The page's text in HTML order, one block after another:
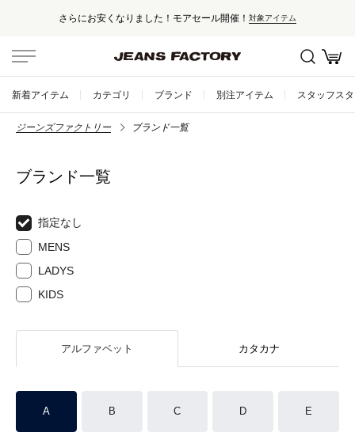
お安くなりました！モアセール開催！ 対象アイテム
新着アイテム カテゴリ ブランド 別注アイテム スタッフス
ジーンズファクトリー ブランド一覧
ブランド一覧
指定なし
MENS
LADYS
KIDS
アルファベット カタカナ
A B C D E